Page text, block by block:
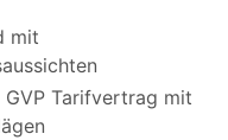
mit
Tarifvertrag mit